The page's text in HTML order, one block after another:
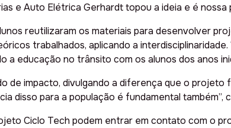
e Auto Elétrica Gerhardt topou a ideia e é nossa
reutilizaram os materiais para desenvolver
trabalhados, aplicando a
educação no trânsito com os alunos dos anos
de impacto, divulgando a diferença que o projeto
disso para a população é fundamental também”,
Ciclo Tech podem entrar em contato com o